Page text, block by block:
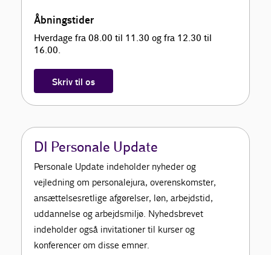
Åbningstider
Hverdage fra 08.00 til 11.30 og fra 12.30 til
16.00.
Skriv til os
DI Personale Update
Personale Update indeholder nyheder og
vejledning om personalejura, overenskomster,
ansættelsesretlige afgørelser, løn, arbejdstid,
uddannelse og arbejdsmiljø. Nyhedsbrevet
indeholder også invitationer til kurser og
konferencer om disse emner.